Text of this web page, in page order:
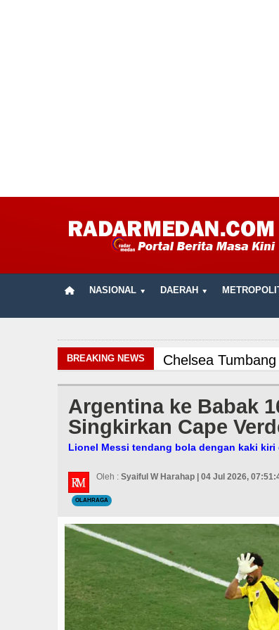
NASIONAL DAERAH
BREAKING NEWS Chelsea
Bappelitbangda
Arsenal
Bayern Munich
Sebut LSL
AC Milan Hanya
Wabup Taput
Argentina ke Babak
Singkirkan Cape
Lionel Messi tendang bola dengan kaki
Oleh : Syaiful W Harahap | 04 Jul 2026,
OLAHRAGA